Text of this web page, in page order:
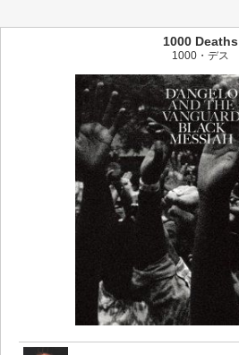
1000 Deaths
1000・デス